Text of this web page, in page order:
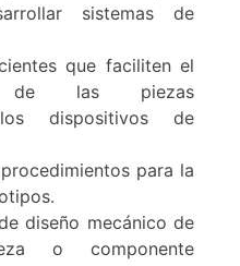
sistemas de
que faciliten el
de las piezas
dispositivos de
para la
diseño mecánico de
o componente